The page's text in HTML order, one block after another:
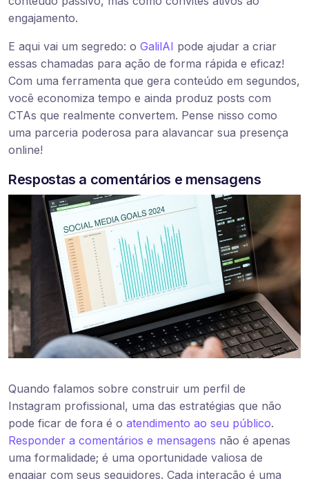
engajamento.
E aqui vai um segredo: o GalilAI pode ajudar a criar
essas chamadas para ação de forma rápida e eficaz!
Com uma ferramenta que gera conteúdo em segundos,
você economiza tempo e ainda produz posts com
CTAs que realmente convertem. Pense nisso como
uma parceria poderosa para alavancar sua presença
online!
Respostas a comentários e mensagens
Quando falamos sobre construir um perfil de
Instagram profissional, uma das estratégias que não
pode ficar de fora é o atendimento ao seu público.
Responder a comentários e mensagens não é apenas
uma formalidade; é uma oportunidade valiosa de
engajar com seus seguidores. Cada interação é uma